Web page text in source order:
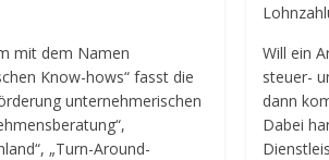
mit dem Namen
Know-hows“ fasst die
unternehmerischen
„Turn-Around-
Will ein
steuer-
dann
Dabei